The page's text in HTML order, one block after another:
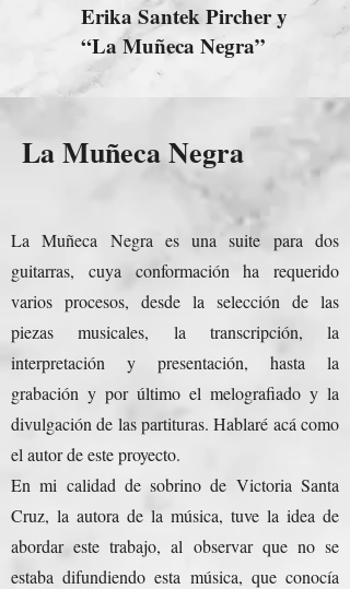
Erika Santek Pircher y
“La Muñeca Negra”
La Muñeca Negra
La Muñeca Negra es una suite para dos
guitarras, cuya conformación ha requerido
varios procesos, desde la selección de las
piezas musicales, la transcripción, la
interpretación y presentación, hasta la
grabación y por último el melografiado y la
divulgación de las partituras. Hablaré acá como
el autor de este proyecto.
En mi calidad de sobrino de Victoria Santa
Cruz, la autora de la música, tuve la idea de
abordar este trabajo, al observar que no se
estaba difundiendo esta música, que conocía